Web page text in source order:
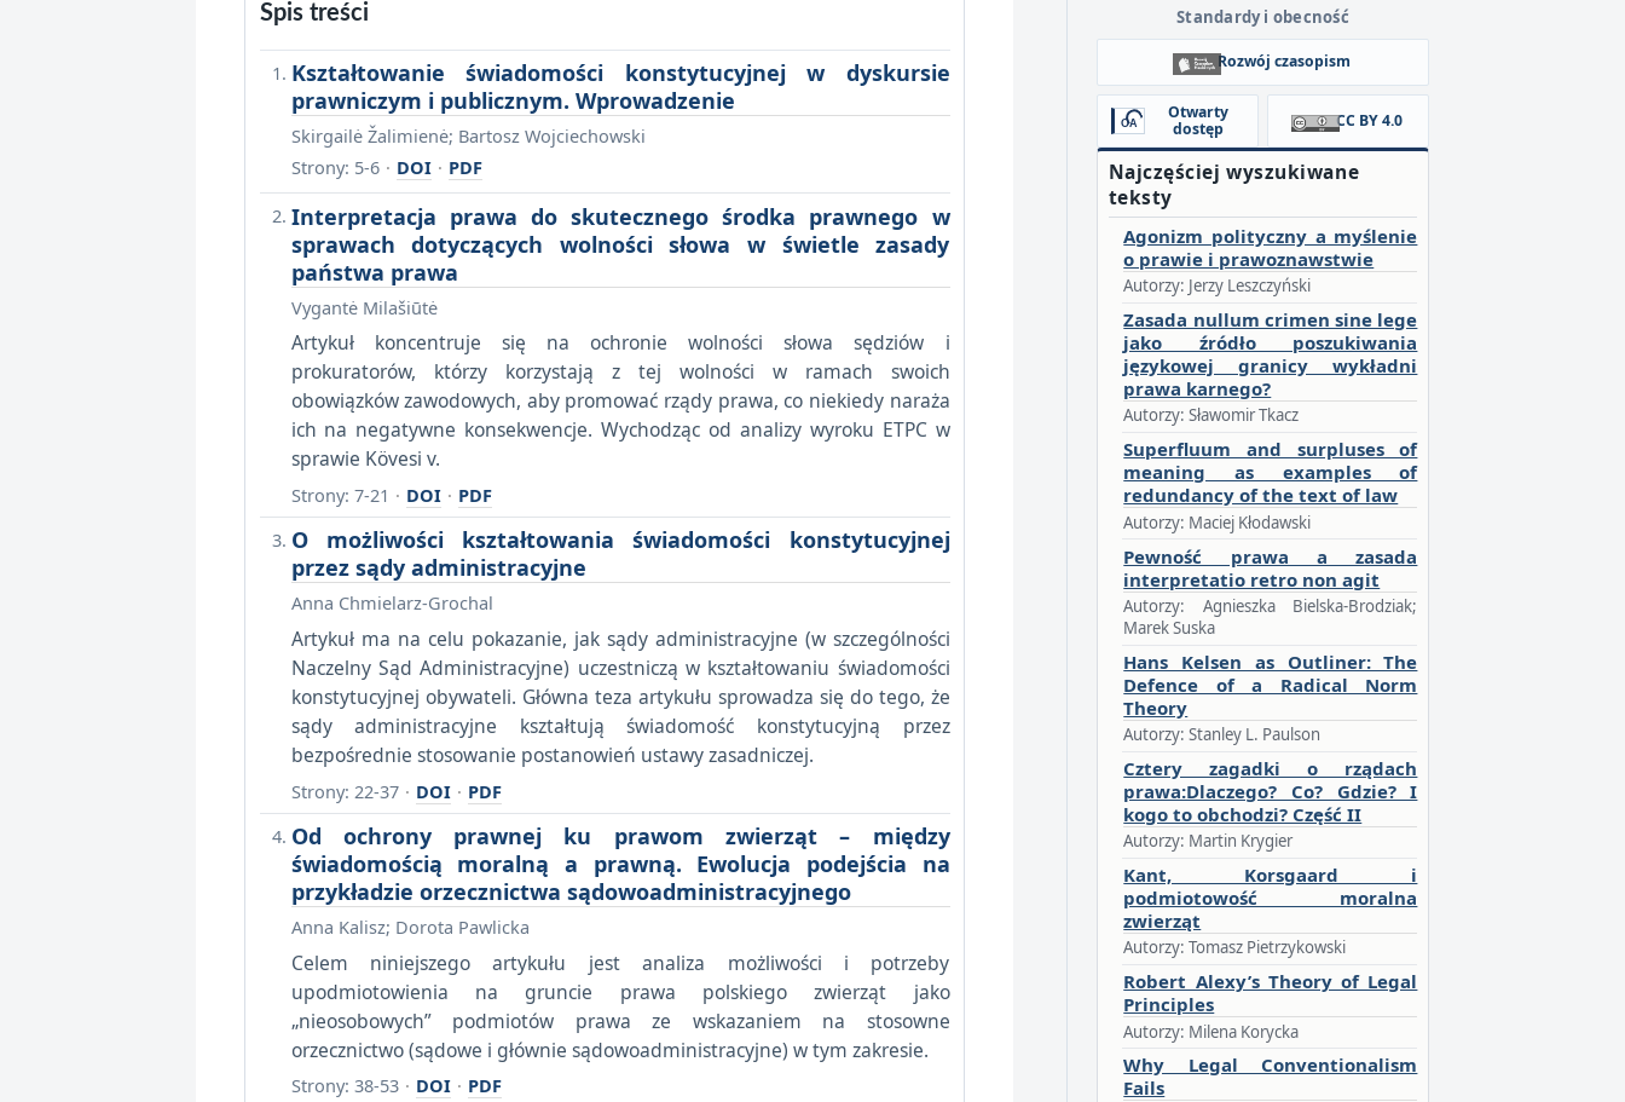
Spis treści
Kształtowanie świadomości konstytucyjnej w dyskursie
prawniczym i publicznym. Wprowadzenie
Skirgailė Žalimienė; Bartosz Wojciechowski
Strony: 5-6 · DOI · PDF
Interpretacja prawa do skutecznego środka prawnego w
sprawach dotyczących wolności słowa w świetle zasady
państwa prawa
Vygantė Milašiūtė
Artykuł koncentruje się na ochronie wolności słowa sędziów i
prokuratorów, którzy korzystają z tej wolności w ramach swoich
obowiązków zawodowych, aby promować rządy prawa, co niekiedy naraża
ich na negatywne konsekwencje. Wychodząc od analizy wyroku ETPC w
sprawie Kövesi v.
Strony: 7-21 · DOI · PDF
O możliwości kształtowania świadomości konstytucyjnej
przez sądy administracyjne
Anna Chmielarz-Grochal
Artykuł ma na celu pokazanie, jak sądy administracyjne (w szczególności
Naczelny Sąd Administracyjne) uczestniczą w kształtowaniu świadomości
konstytucyjnej obywateli. Główna teza artykułu sprowadza się do tego, że
sądy administracyjne kształtują świadomość konstytucyjną przez
bezpośrednie stosowanie postanowień ustawy zasadniczej.
Strony: 22-37 · DOI · PDF
Od ochrony prawnej ku prawom zwierząt – między
świadomością moralną a prawną. Ewolucja podejścia na
przykładzie orzecznictwa sądowoadministracyjnego
Anna Kalisz; Dorota Pawlicka
Celem niniejszego artykułu jest analiza możliwości i potrzeby
upodmiotowienia na gruncie prawa polskiego zwierząt jako
„nieosobowych” podmiotów prawa ze wskazaniem na stosowne
orzecznictwo (sądowe i głównie sądowoadministracyjne) w tym zakresie.
Strony: 38-53 · DOI · PDF
Standardy i obecność
Rozwój czasopism
Otwarty
dostęp
CC BY 4.0
Najczęściej wyszukiwane
teksty
Agonizm polityczny a myślenie
o prawie i prawoznawstwie
Autorzy: Jerzy Leszczyński
Zasada nullum crimen sine lege
jako źródło poszukiwania
językowej granicy wykładni
prawa karnego?
Autorzy: Sławomir Tkacz
Superfluum and surpluses of
meaning as examples of
redundancy of the text of law
Autorzy: Maciej Kłodawski
Pewność prawa a zasada
interpretatio retro non agit
Autorzy: Agnieszka Bielska-Brodziak;
Marek Suska
Hans Kelsen as Outliner: The
Defence of a Radical Norm
Theory
Autorzy: Stanley L. Paulson
Cztery zagadki o rządach
prawa:Dlaczego? Co? Gdzie? I
kogo to obchodzi? Część II
Autorzy: Martin Krygier
Kant, Korsgaard i
podmiotowość moralna
zwierząt
Autorzy: Tomasz Pietrzykowski
Robert Alexy’s Theory of Legal
Principles
Autorzy: Milena Korycka
Why Legal Conventionalism
Fails